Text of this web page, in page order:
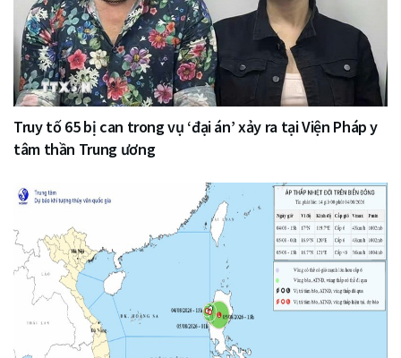
Truy tố 65 bị can trong vụ ‘đại án’ xảy ra tại Viện Pháp y
tâm thần Trung ương